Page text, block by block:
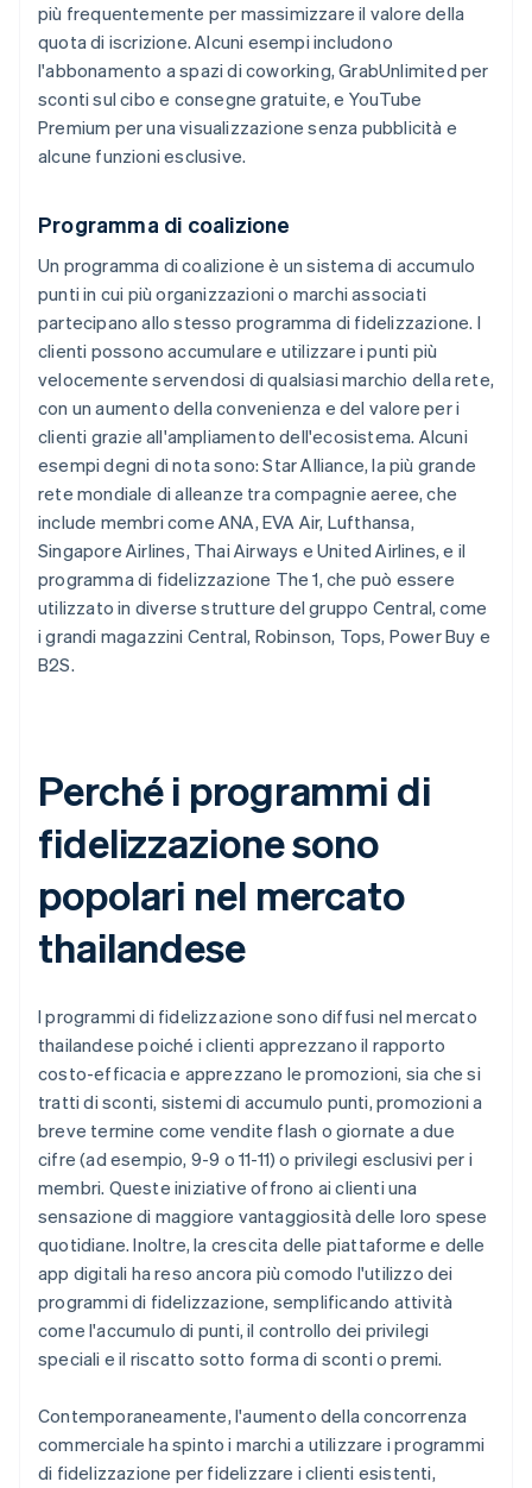
più frequentemente per massimizzare il valore della
quota di iscrizione. Alcuni esempi includono
l'abbonamento a spazi di coworking, GrabUnlimited per
sconti sul cibo e consegne gratuite, e YouTube
Premium per una visualizzazione senza pubblicità e
alcune funzioni esclusive.
Programma di coalizione
Un programma di coalizione è un sistema di accumulo
punti in cui più organizzazioni o marchi associati
partecipano allo stesso programma di fidelizzazione. I
clienti possono accumulare e utilizzare i punti più
velocemente servendosi di qualsiasi marchio della rete,
con un aumento della convenienza e del valore per i
clienti grazie all'ampliamento dell'ecosistema. Alcuni
esempi degni di nota sono: Star Alliance, la più grande
rete mondiale di alleanze tra compagnie aeree, che
include membri come ANA, EVA Air, Lufthansa,
Singapore Airlines, Thai Airways e United Airlines, e il
programma di fidelizzazione The 1, che può essere
utilizzato in diverse strutture del gruppo Central, come
i grandi magazzini Central, Robinson, Tops, Power Buy e
B2S.
Perché i programmi di
fidelizzazione sono
popolari nel mercato
thailandese
I programmi di fidelizzazione sono diffusi nel mercato
thailandese poiché i clienti apprezzano il rapporto
costo-efficacia e apprezzano le promozioni, sia che si
tratti di sconti, sistemi di accumulo punti, promozioni a
breve termine come vendite flash o giornate a due
cifre (ad esempio, 9-9 o 11-11) o privilegi esclusivi per i
membri. Queste iniziative offrono ai clienti una
sensazione di maggiore vantaggiosità delle loro spese
quotidiane. Inoltre, la crescita delle piattaforme e delle
app digitali ha reso ancora più comodo l'utilizzo dei
programmi di fidelizzazione, semplificando attività
come l'accumulo di punti, il controllo dei privilegi
speciali e il riscatto sotto forma di sconti o premi.
Contemporaneamente, l'aumento della concorrenza
commerciale ha spinto i marchi a utilizzare i programmi
di fidelizzazione per fidelizzare i clienti esistenti,